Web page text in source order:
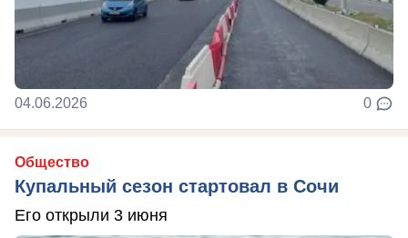
04.06.2026 0
Общество
Купальный сезон стартовал в Сочи
Его открыли 3 июня